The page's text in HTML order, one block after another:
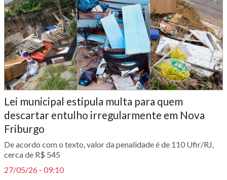
Lei municipal estipula multa para quem
descartar entulho irregularmente em Nova
Friburgo
De acordo com o texto, valor da penalidade é de 110 Ufir/RJ,
cerca de R$ 545
27/05/26 - 09:10